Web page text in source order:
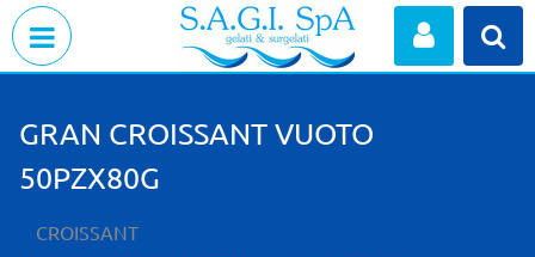
GRAN CROISSANT VUOTO
50PZX80G
CROISSANT